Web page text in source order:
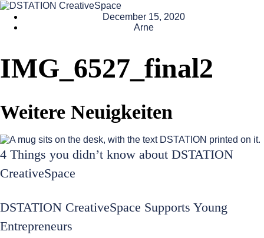
December 15, 2020
Arne
IMG_6527_final2
Weitere Neuigkeiten
4 Things you didn’t know about DSTATION
CreativeSpace
DSTATION CreativeSpace Supports Young
Entrepreneurs